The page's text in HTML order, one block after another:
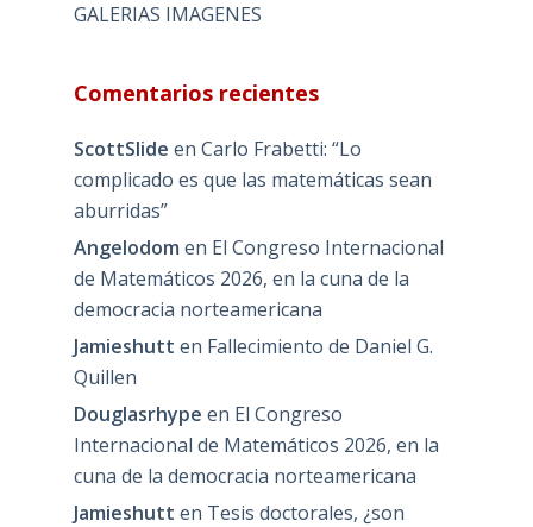
GALERIAS IMAGENES
Comentarios recientes
ScottSlide en Carlo Frabetti: “Lo
complicado es que las matemáticas sean
aburridas”
Angelodom en El Congreso Internacional
de Matemáticos 2026, en la cuna de la
democracia norteamericana
Jamieshutt en Fallecimiento de Daniel G.
Quillen
Douglasrhype en El Congreso
Internacional de Matemáticos 2026, en la
cuna de la democracia norteamericana
Jamieshutt en Tesis doctorales, ¿son